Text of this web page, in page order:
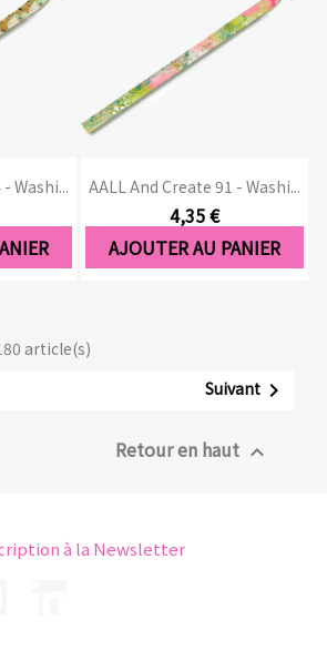
Washi... AALL And Create 91 - Washi...
4,35 €
AJOUTER AU PANIER
article(s)
Suivant 
Retour en haut 
à la Newsletter